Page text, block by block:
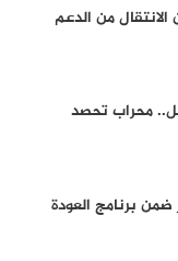
الانتقال من الدعم
محراب تحصد
مصر ضمن برنامج العودة